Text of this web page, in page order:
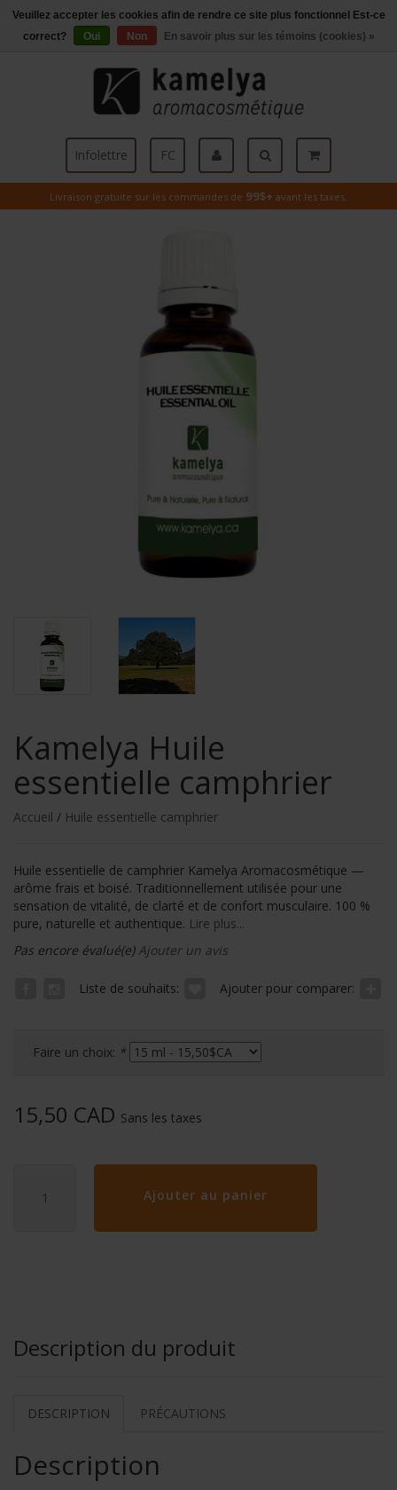
Livraison gratuite sur les commandes de 99$+ avant les taxes.
Menu
Infolettre FC
Kamelya Huile
essentielle camphrier
Accueil / Huile essentielle camphrier
Huile essentielle de camphrier Kamelya Aromacosmétique —
arôme frais et boisé. Traditionnellement utilisée pour une
sensation de vitalité, de clarté et de confort musculaire. 100 %
pure, naturelle et authentique. Lire plus...
Pas encore évalué(e) Ajouter un avis
Liste de souhaits: Ajouter pour comparer:
Faire un choix: *
15,50 CAD Sans les taxes
Ajouter au panier
Description du produit
DESCRIPTION PRÉCAUTIONS
Description
Veuillez accepter les cookies afin de rendre ce site plus fonctionnel Est-ce
correct?
Oui Non En savoir plus sur les témoins (cookies) »